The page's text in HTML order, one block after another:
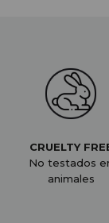
CRUELTY
No testados
animales